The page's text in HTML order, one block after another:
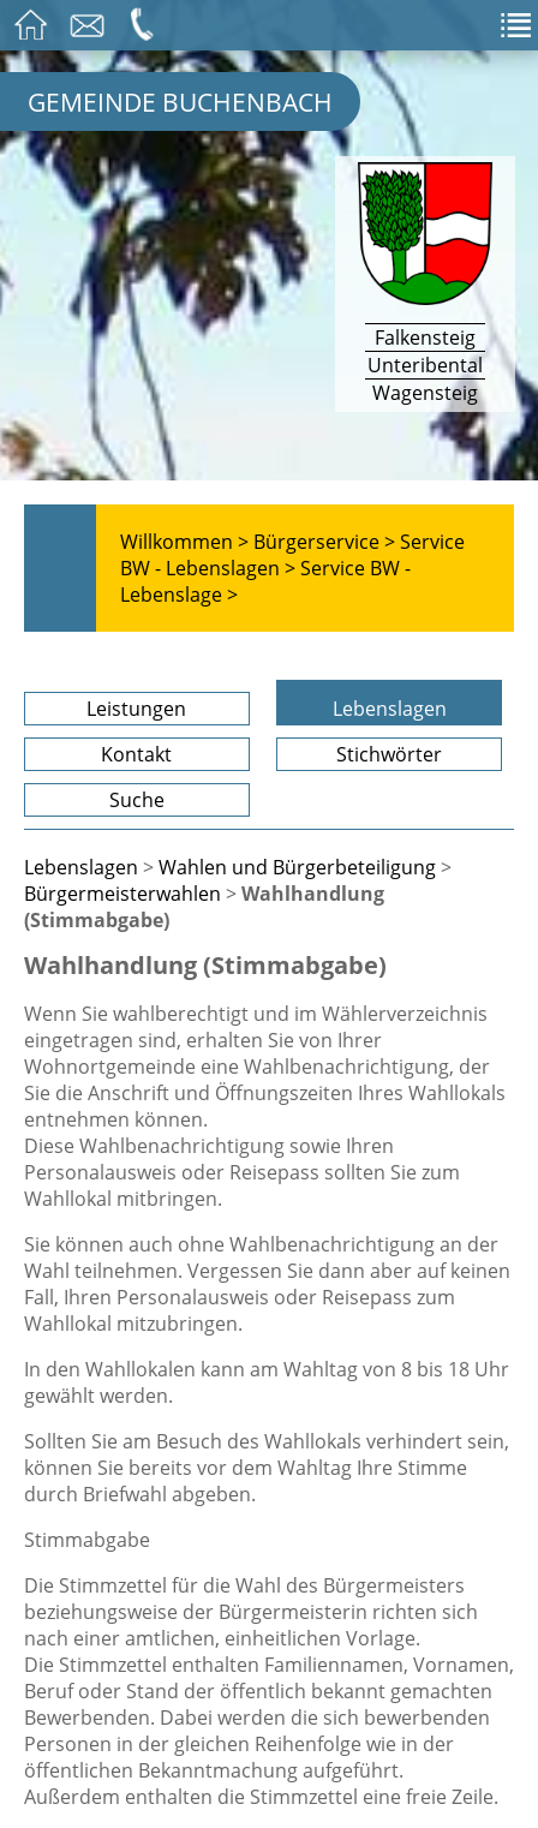
GEMEINDE BUCHENBACH
Falkensteig
Unteribental
Wagensteig
Willkommen > Bürgerservice >Service
BW - Lebenslagen >Service BW -
Lebenslage >
Leistungen
Lebenslagen
Kontakt
Stichwörter
Suche
Lebenslagen >Wahlen und Bürgerbeteiligung>
Bürgermeisterwahlen >Wahlhandlung
(Stimmabgabe)
Wahlhandlung (Stimmabgabe)
Wenn Sie wahlberechtigt und im Wählerverzeichnis
eingetragen sind, erhalten Sie von Ihrer
Wohnortgemeinde eine Wahlbenachrichtigung, der
Sie die Anschrift und Öffnungszeiten Ihres Wahllokals
entnehmen können.
Diese Wahlbenachrichtigung sowie Ihren
Personalausweis oder Reisepass sollten Sie zum
Wahllokal mitbringen.
Sie können auch ohne Wahlbenachrichtigung an der
Wahl teilnehmen. Vergessen Sie dann aber auf keinen
Fall, Ihren Personalausweis oder Reisepass zum
Wahllokal mitzubringen.
In den Wahllokalen kann am Wahltag von 8 bis 18 Uhr
gewählt werden.
Sollten Sie am Besuch des Wahllokals verhindert sein,
können Sie bereits vor dem Wahltag Ihre Stimme
durch Briefwahl abgeben.
Stimmabgabe
Die Stimmzettel für die Wahl des Bürgermeisters
beziehungsweise der Bürgermeisterin richten sich
nach einer amtlichen, einheitlichen Vorlage.
Die Stimmzettel enthalten Familiennamen, Vornamen,
Beruf oder Stand der öffentlich bekannt gemachten
Bewerbenden. Dabei werden die sich bewerbenden
Personen in der gleichen Reihenfolge wie in der
öffentlichen Bekanntmachung aufgeführt.
Außerdem enthalten die Stimmzettel eine freie Zeile.